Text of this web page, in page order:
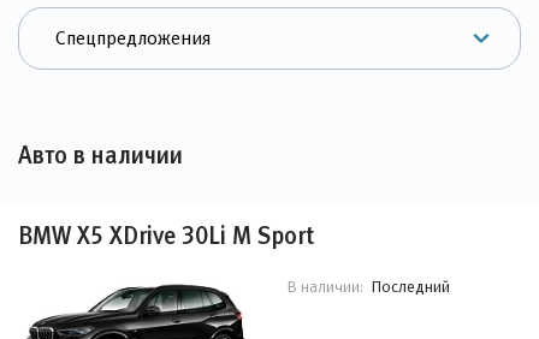
Авто в наличии
BMW X5 XDrive 30Li M Sport
В наличии: Последний